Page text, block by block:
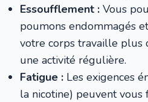
Essoufflement : Vous
poumons endommagés
votre corps travaille plus
une activité régulière.
Fatigue : Les exigences
la nicotine) peuvent vous